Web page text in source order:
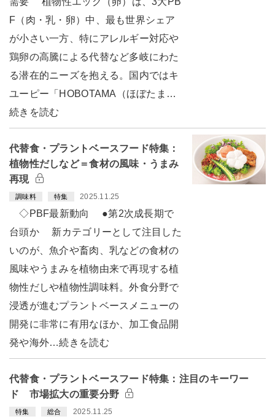
F（肉・乳・卵）中、最も世界シェア
が小さい一方、特にアレルギー対応や
鶏卵の高騰による代替など多岐にわた
る潜在的ニーズを抱える。国内ではキ
ユーピー「HOBOTAMA（ほぼたま…
続きを読む
代替食・プラントベースフード特集：
植物性だしなど＝食材の風味・うまみ
再現
調味料 特集 2025.11.25
◇PBF最新動向 ●第2次成長期で
台頭か 新カテゴリーとして注目した
いのが、魚介や畜肉、乳などの食材の
風味やうまみを植物由来で再現する植
物性だしや植物性調味料。外食分野で
浸透が進むプラントベースメニューの
開発に非常に有用なほか、加工食品開
発や海外…続きを読む
代替食・プラントベースフード特集：注目のキーワー
ド 市場拡大の重要分野
特集 総合 2025.11.25